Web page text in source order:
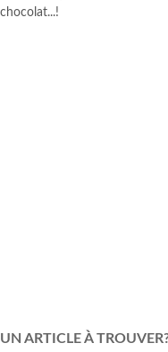
chocolat...!
UN ARTICLE À